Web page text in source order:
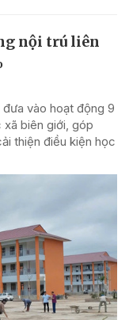
nội trú liên
vào hoạt động 9
biên giới, góp
thiện điều kiện học